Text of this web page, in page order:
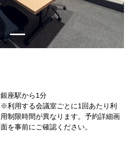
銀座駅から1分
※利用する会議室ごとに1回あたり利
用制限時間が異なります。予約詳細画
面を事前にご確認ください。